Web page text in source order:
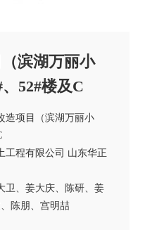
滨湖万丽小
52#楼及C
造项目（滨湖万丽小
工程有限公司 山东华正
卫、姜大庆、陈研、姜
陈朋、宫明喆